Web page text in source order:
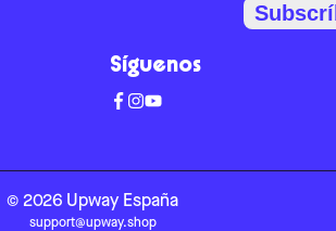
Síguenos
© 2026 Upway España
support@upway.shop